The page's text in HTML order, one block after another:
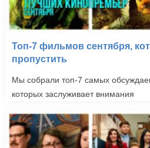
Топ-7 фильмов сентября,
пропустить
Мы собрали топ-7 самых
которых заслуживает внимания